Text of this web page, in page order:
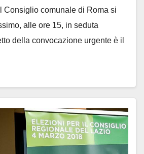
Consiglio comunale di Roma si
alle ore 15, in seduta
della convocazione urgente è il